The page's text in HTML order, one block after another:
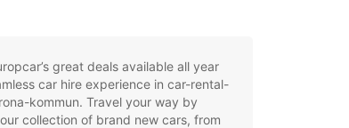
great deals available all year
car hire experience in car-rental-
kommun. Travel your way by
collection of brand new cars, from